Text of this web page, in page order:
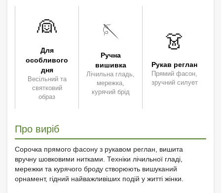
👰
Для
особливого
дня
Весільний та
святковий
образ
🪡
Ручна
вишивка
Лічильна гладь,
мережка,
курячий брід
👗
Рукав реглан
Прямий фасон,
зручний силует
Про виріб
Сорочка прямого фасону з рукавом реглан, вишита
вручну шовковими нитками. Техніки лічильної гладі,
мережки та курячого броду створюють вишуканий
орнамент, гідний найважливіших подій у житті жінки.